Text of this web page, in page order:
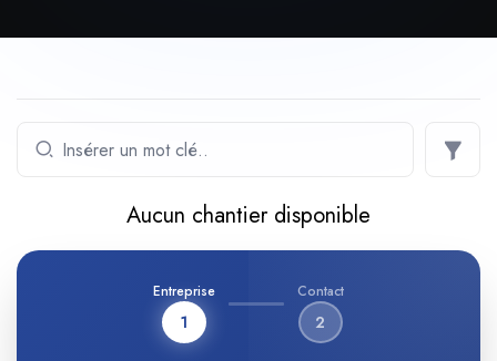
Aucun chantier disponible
Entreprise
1
Contact
2